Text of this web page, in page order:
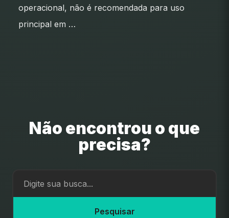
operacional, não é recomendada para uso
principal em …
Não encontrou o que
precisa?
Pesquisar